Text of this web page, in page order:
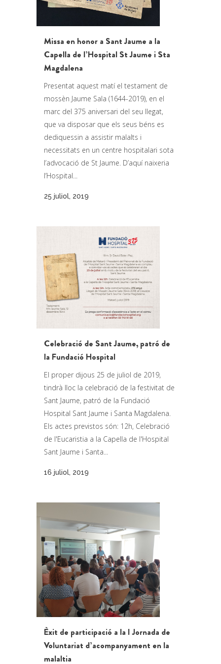
Missa en honor a Sant Jaume a la
Capella de l’Hospital St Jaume i Sta
Magdalena
Presentat aquest matí el testament de
mossèn Jaume Sala (1644-2019), en el
marc del 375 aniversari del seu llegat,
que va disposar que els seus béns es
dediquessin a assistir malalts i
necessitats en un centre hospitalari sota
l’advocació de St Jaume. D’aquí naixeria
l’Hospital...
25 juliol, 2019
Celebració de Sant Jaume, patró de
la Fundació Hospital
El proper dijous 25 de juliol de 2019,
tindrà lloc la celebració de la festivitat de
Sant Jaume, patró de la Fundació
Hospital Sant Jaume i Santa Magdalena.
Els actes previstos són: 12h, Celebració
de l'Eucaristia a la Capella de l'Hospital
Sant Jaume i Santa...
16 juliol, 2019
Èxit de participació a la I Jornada de
Voluntariat d’acompanyament en la
malaltia